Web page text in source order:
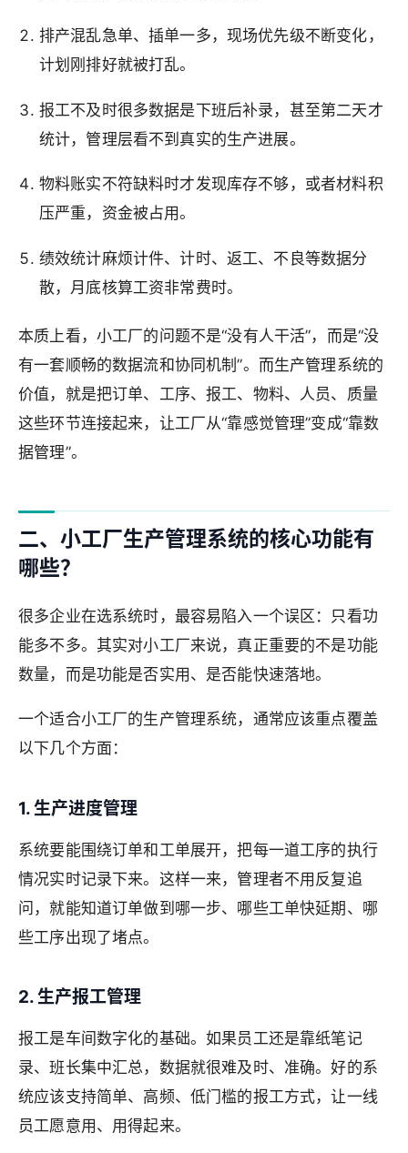
排产混乱急单、插单一多，现场优先级不断变化，
计划刚排好就被打乱。
报工不及时很多数据是下班后补录，甚至第二天才
统计，管理层看不到真实的生产进展。
物料账实不符缺料时才发现库存不够，或者材料积
压严重，资金被占用。
绩效统计麻烦计件、计时、返工、不良等数据分
散，月底核算工资非常费时。
本质上看，小工厂的问题不是“没有人干活”，而是“没
有一套顺畅的数据流和协同机制”。而生产管理系统的
价值，就是把订单、工序、报工、物料、人员、质量
这些环节连接起来，让工厂从“靠感觉管理”变成“靠数
据管理”。
二、小工厂生产管理系统的核心功能有
哪些？
很多企业在选系统时，最容易陷入一个误区：只看功
能多不多。其实对小工厂来说，真正重要的不是功能
数量，而是功能是否实用、是否能快速落地。
一个适合小工厂的生产管理系统，通常应该重点覆盖
以下几个方面：
1. 生产进度管理
系统要能围绕订单和工单展开，把每一道工序的执行
情况实时记录下来。这样一来，管理者不用反复追
问，就能知道订单做到哪一步、哪些工单快延期、哪
些工序出现了堵点。
2. 生产报工管理
报工是车间数字化的基础。如果员工还是靠纸笔记
录、班长集中汇总，数据就很难及时、准确。好的系
统应该支持简单、高频、低门槛的报工方式，让一线
员工愿意用、用得起来。